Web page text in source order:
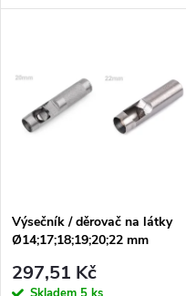
t
ů
t
ů
obuvi a kabelek. Při vysekávání
Výsečník / děrovač na látky
Ø14;17;18;19;20;22 mm
297,51 Kč